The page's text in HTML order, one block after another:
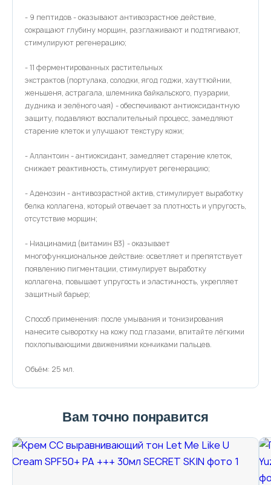
- 9 пептидов - оказывают антивозрастное действие,
сокращают глубину морщин, разглаживают и подтягивают,
стимулируют регенерацию;
- 11 ферментированных растительных
экстрактов (портулака, солодки, ягод годжи, хауттюйнии,
женьшеня, астрагала, шлемника байкальского, пуэрарии,
дудника и зелёного чая) - обеспечивают антиоксидантную
защиту, подавляют воспалительный процесс, замедляют
старение клеток и улучшают текстуру кожи;
- Аллантоин - антиоксидант, замедляет старение клеток,
снижает реактивность, стимулирует регенерацию;
- Аденозин - антивозрастной актив, стимулирует выработку
белка коллагена, который отвечает за плотность и упругость,
отсутствие морщин;
- Ниацинамид (витамин B3) - оказывает
многофункциональное действие: осветляет и препятствует
появлению пигментации, стимулирует выработку
коллагена, повышает упругость и эластичность, укрепляет
защитный барьер;
Способ применения: после умывания и тонизирования
нанесите сыворотку на кожу под глазами, впитайте лёгкими
похлопывающими движениями кончиками пальцев.
Объём: 25 мл.
Вам точно понравится